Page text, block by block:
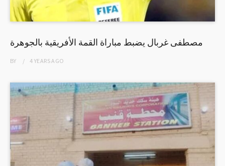
مصطفى غربال يضبط مباراة القمة الأفريقية بالجوهرة
BY 4 YEARSAGO